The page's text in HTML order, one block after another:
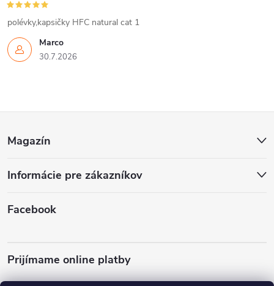
Marco
30.7.2026
polévky,kapsičky HFC natural cat 1
p
ä
i
Magazín
Informácie pre zákazníkov
Facebook
Prijímame online platby